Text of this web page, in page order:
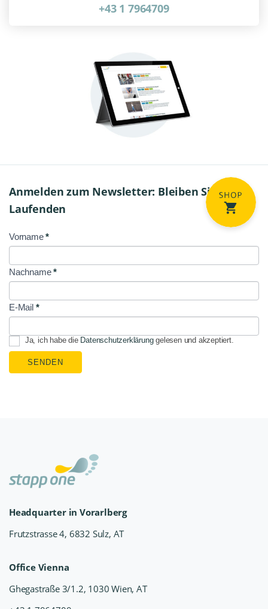
+43 1 7964709
Anmelden zum Newsletter: Bleiben Sie am
Laufenden
NL
Signup
Vorname*
Nachname*
E-Mail *
Ja, ich habe die Datenschutzerklärunggelesen und akzeptiert.
SENDEN
Headquarter in Vorarlberg
Frutzstrasse 4, 6832 Sulz, AT
Office Vienna
Ghegastraße 3/1.2, 1030 Wien, AT